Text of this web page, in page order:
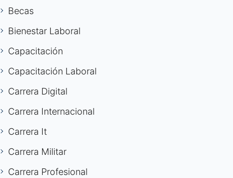
Becas
Bienestar Laboral
Capacitación
Capacitación Laboral
Carrera Digital
Carrera Internacional
Carrera It
Carrera Militar
Carrera Profesional